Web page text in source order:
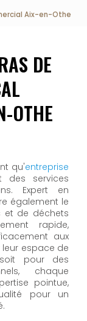
Aix-en-Othe
DE
OTHE
qu'entreprise
des services
Expert en
également le
et de déchets
rapide,
aux
espace de
pour des
chaque
pointue,
pour un